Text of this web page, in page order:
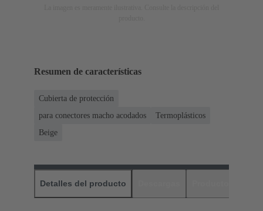
Resumen de características
Cubierta de protección
para conectores macho acodados
Termoplásticos
Beige
Detalles del producto